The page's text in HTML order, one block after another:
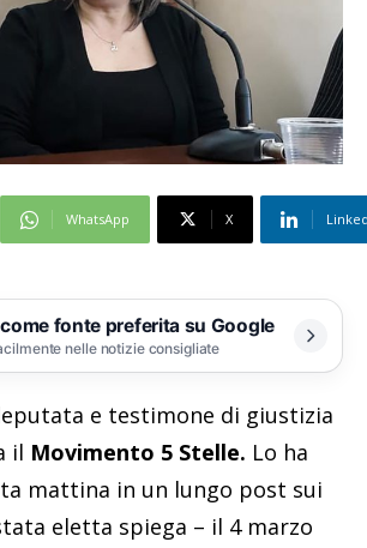
WhatsApp X
fonte preferita su Google
nelle notizie consigliate
e testimone di giustizia
il Movimento 5 Stelle. Lo ha
mattina in un lungo post sui
eletta spiega – il 4 marzo